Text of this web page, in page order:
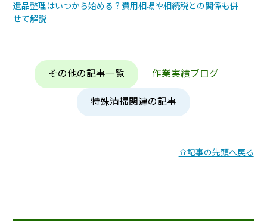
遺品整理はいつから始める？費用相場や相続税との関係も併
せて解説
その他の記事一覧 作業実績ブログ
特殊清掃関連の記事
⇧記事の先頭へ戻る